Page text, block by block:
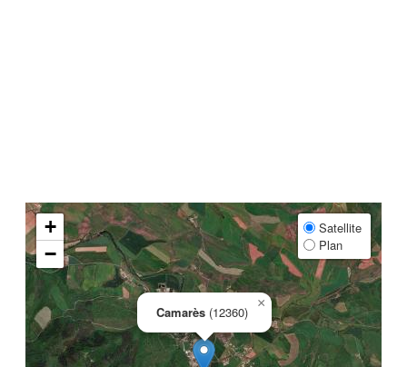
Camarès (12360)
×
+
−
Satellite
Plan